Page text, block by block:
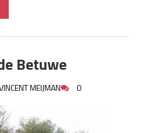
Betuwe
MEIJMAN 0